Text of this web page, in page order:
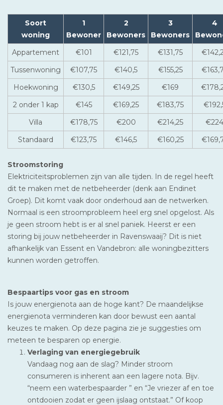
Soort
woning
1
Bewoner
2
Bewoners
3
Bewoners
4
Appartement
€101 €121,75 €131,75
Tussenwoning
€107,75 €140,5 €155,25
Hoekwoning
€130,5 €149,25 €169
2 onder 1 kap
€145 €169,25 €183,75
Villa
€178,75 €200 €214,25
€224
Standaard
€123,75 €146,5 €160,25
Stroomstoring
Elektriciteitsproblemen zijn van alle tijden. In de regel heeft
dit te maken met de netbeheerder (denk aan Endinet
Groep). Dit komt vaak door onderhoud aan de netwerken.
Normaal is een stroomprobleem heel erg snel opgelost. Als
je geen stroom hebt is er al snel paniek. Heerst er een
storing bij jouw netbeheerder in Ravenswaaij? Dit is niet
afhankelijk van Essent en Vandebron: alle woningbezitters
kunnen worden getroffen.
Bespaartips voor gas en stroom
Is jouw energienota aan de hoge kant? De maandelijkse
energienota verminderen kan door bewust een aantal
keuzes te maken. Op deze pagina zie je suggesties om
meteen te besparen op energie.
Verlaging van energiegebruik
Vandaag nog aan de slag? Minder stroom
consumeren is inherent aan een lagere nota. Bijv.
“neem een waterbespaarder ” en “Je vriezer af en toe
ontdooien zodat er geen ijslaag ontstaat.” Of koop